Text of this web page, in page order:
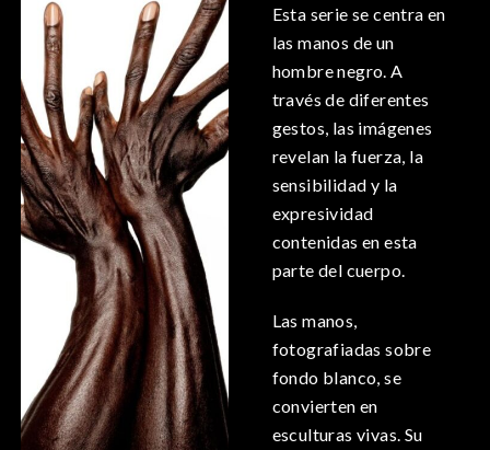
Esta serie se centra en
las manos de un
hombre negro. A
través de diferentes
gestos, las imágenes
revelan la fuerza, la
sensibilidad y la
expresividad
contenidas en esta
parte del cuerpo.
Las manos,
fotografiadas sobre
fondo blanco, se
convierten en
esculturas vivas. Su